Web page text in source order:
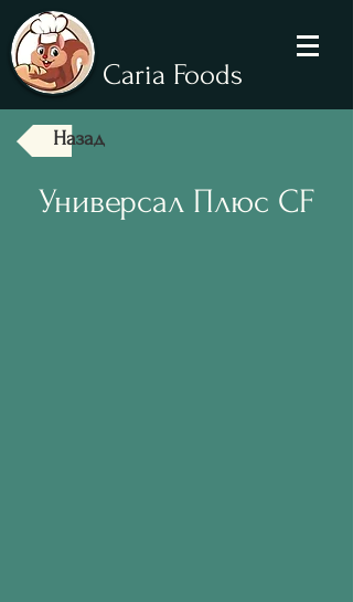
Caria Foods
Назад
Универсал Плюс CF